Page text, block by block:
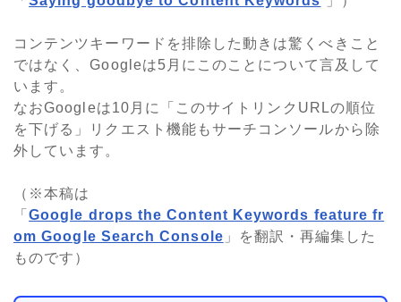
コンテンツキーワードを排除した動きは驚くべきこと
ではなく、Googleは5月にこのことについて言及して
います。
なおGoogleは10月に「このサイトリンクURLの順位
を下げる」リクエスト機能もサーチコンソールから除
外しています。
（※本稿は
「Google drops the Content Keywords feature fr
om Google Search Console 」を翻訳・再編集した
ものです）